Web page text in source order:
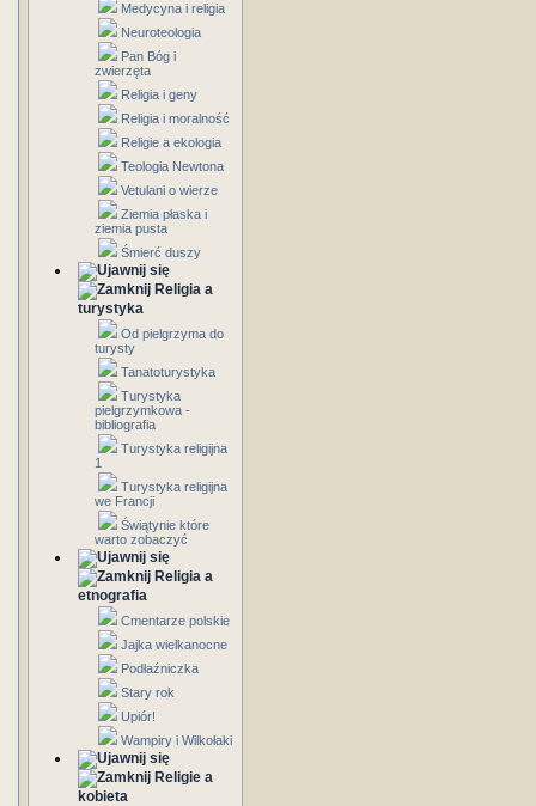
Medycyna i religia
Neuroteologia
Pan Bóg i
zwierzęta
Religia i geny
Religia i moralność
Religie a ekologia
Teologia Newtona
Vetulani o wierze
Ziemia płaska i
ziemia pusta
Śmierć duszy
Religia a
turystyka
Od pielgrzyma do
turysty
Tanatoturystyka
Turystyka
pielgrzymkowa -
bibliografia
Turystyka religijna
1
Turystyka religijna
we Francji
Świątynie które
warto zobaczyć
Religia a
etnografia
Cmentarze polskie
Jajka wielkanocne
Podłaźniczka
Stary rok
Upiór!
Wampiry i Wilkołaki
Religie a
kobieta